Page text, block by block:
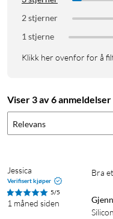
Fallbeskyttelse: opptil 2
Materiale: flytende
Fôr: mikrofiber
I pakken
2 stjerner
1 stjerne
Klikk her ovenfor for å
Viser 3 av 6 anmeldelser
Relevans
Jessica
Verifisert kjøper
5/5
1 måned siden
Bra